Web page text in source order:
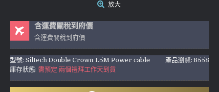
放大
含運費關稅到府價
含運費關稅到府價
產品瀏覽: 8558
型號: Siltech Double Crown 1.5M Power cable
庫存狀態: 需預定 兩個禮拜工作天到貨